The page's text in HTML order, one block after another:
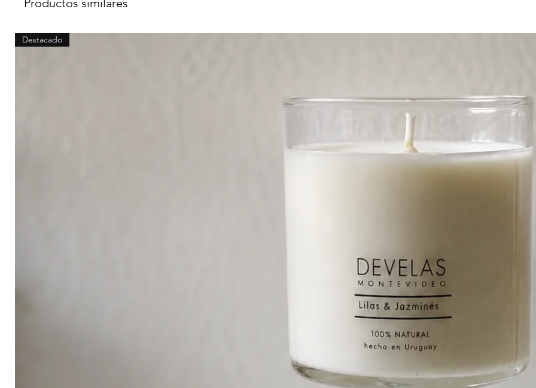
Productos similares
Destacado